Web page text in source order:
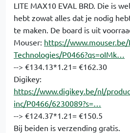
LITE MAX10 EVAL BRD. Die is
hebt zowat alles dat je nodig
te maken. De board is uit
Mouser: https://
Technologies/P0466?qs=oIMk…
--> €134.13*1.21= €162.30
Digikey:
https://www.digikey.be/nl/
inc/P0466/6230089?s=…
--> €124.37*1.21= €150.5
Bij beiden is verzending gratis.